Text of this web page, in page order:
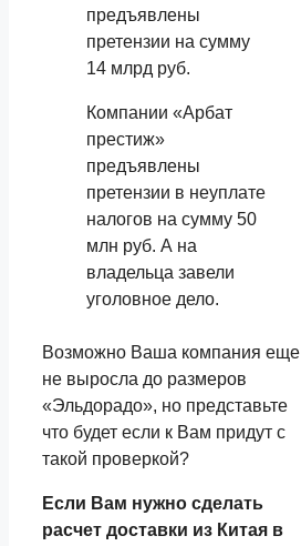
предъявлены
претензии на сумму
14 млрд руб.
Компании «Арбат
престиж»
предъявлены
претензии в неуплате
налогов на сумму 50
млн руб. А на
владельца завели
уголовное дело.
Возможно Ваша компания еще
не выросла до размеров
«Эльдорадо», но представьте
что будет если к Вам придут с
такой проверкой?
Если Вам нужно сделать
расчет доставки из Китая в